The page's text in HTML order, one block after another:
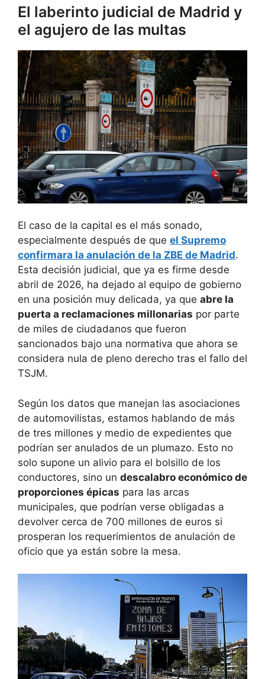
El laberinto judicial de Madrid y
el agujero de las multas
El caso de la capital es el más sonado,
especialmente después de que el Supremo
confirmara la anulación de la ZBE de Madrid.
Esta decisión judicial, que ya es firme desde
abril de 2026, ha dejado al equipo de gobierno
en una posición muy delicada, ya que abre la
puerta a reclamaciones millonarias por parte
de miles de ciudadanos que fueron
sancionados bajo una normativa que ahora se
considera nula de pleno derecho tras el fallo del
TSJM.
Según los datos que manejan las asociaciones
de automovilistas, estamos hablando de más
de tres millones y medio de expedientes que
podrían ser anulados de un plumazo. Esto no
solo supone un alivio para el bolsillo de los
conductores, sino un descalabro económico de
proporciones épicas para las arcas
municipales, que podrían verse obligadas a
devolver cerca de 700 millones de euros si
prosperan los requerimientos de anulación de
oficio que ya están sobre la mesa.